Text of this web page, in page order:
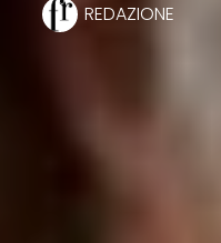
REDAZIONE